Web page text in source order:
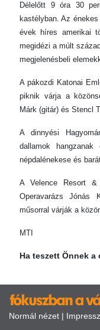
Délelőtt 9 óra 30
kastélyban. Az
évek híres amerikai
megidézi a múlt
megjelenésbeli
A pákozdi Katonai
piknik várja a
Márk (gitár) és Stencl
A dinnyési
dallamok
népdalénekese és
A Velence Resort
Operavarázs Jónás
műsorral várják a
MTI
Ha teszett Önnek
Normál nézet |